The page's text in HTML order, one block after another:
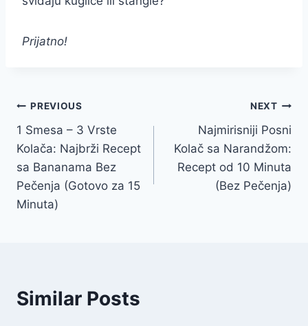
Prijatno!
Post
navigation
PREVIOUS
1 Smesa – 3 Vrste
Kolača: Najbrži Recept
sa Bananama Bez
Pečenja (Gotovo za 15
Minuta)
NEXT
Najmirisniji Posni
Kolač sa Narandžom:
Recept od 10 Minuta
(Bez Pečenja)
Similar Posts